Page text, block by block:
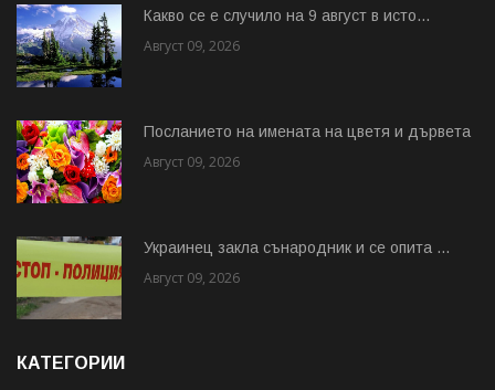
Какво се е случило на 9 август в исто...
Август 09, 2026
Посланието на имената на цветя и дървета
Август 09, 2026
Украинец закла сънародник и се опита ...
Август 09, 2026
КАТЕГОРИИ